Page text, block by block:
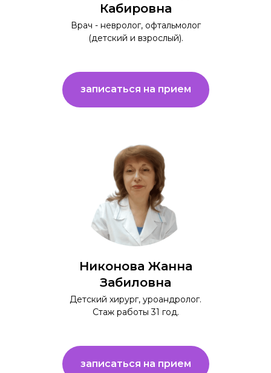
Кабировна
Врач - невролог, офтальмолог
(детский и взрослый).
записаться на прием
Никонова Жанна
Забиловна
Детский хирург, уроандролог.
Стаж работы 31 год.
записаться на прием